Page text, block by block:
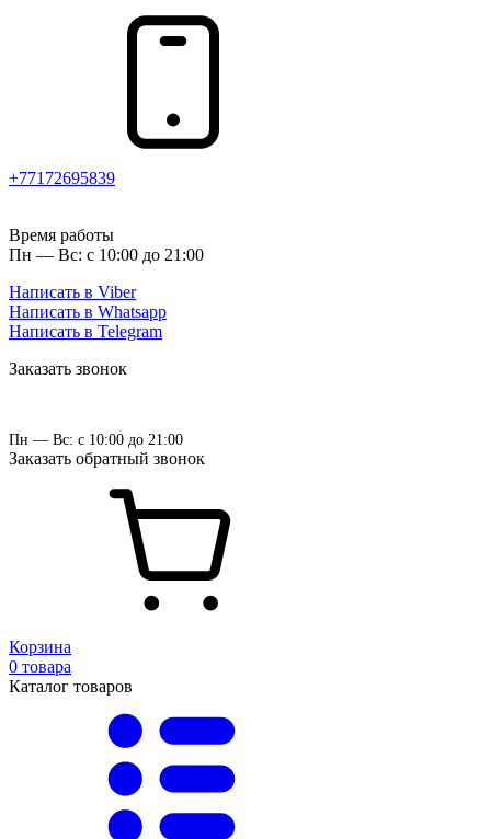
+77172695839
Время работы
Пн — Вс: с 10:00 до 21:00
Написать в Viber
Написать в Whatsapp
Написать в Telegram
Заказать звонок
Пн — Вс: с 10:00 до 21:00
Заказать обратный звонок
Корзина
0 товара
Каталог товаров